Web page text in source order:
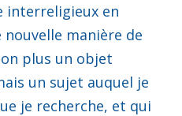
interreligieux en
manière de
plus un objet
un sujet auquel je
je recherche, et qui